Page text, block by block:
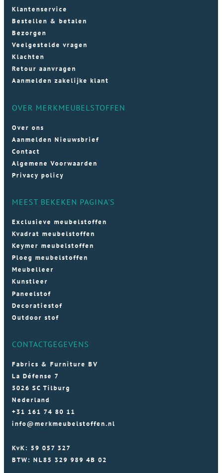
Klantenservice
Bestellen & betalen
Bezorgen
Veelgestelde vragen
Klachten
Retour aanvragen
Aanmelden zakelijke klant
OVER MERKMEUBELSTOFFEN
Over ons
Aanmelden Nieuwsbrief
Contact
Algemene Voorwaarden
Privacy policy
MEEST BEKEKEN PAGINA'S
Exclusieve meubelstoffen
Kvadrat meubelstoffen
Keymer meubelstoffen
Ploeg meubelstoffen
Meubelleer
Kunstleer
Paneelstof
Decoratiestof
Outdoor stof
CONTACTGEGEVENS
Fabrics & Furniture BV
La Défense 7
5026 SC Tilburg
Nederland
+31 161 74 80 11
info@merkmeubelstoffen.nl
KvK: 59 057 327
BTW: NL85 329 989 4B 02